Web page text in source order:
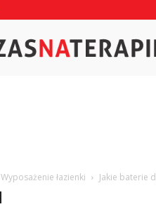
Wyposażenie łazienki Jakie baterie